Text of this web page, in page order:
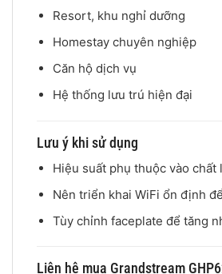
Resort, khu nghỉ dưỡng
Homestay chuyên nghiệp
Căn hộ dịch vụ
Hệ thống lưu trú hiện đại
Lưu ý khi sử dụng
Hiệu suất phụ thuộc vào chất
Nên triển khai WiFi ổn định
Tùy chỉnh faceplate để tăng
Liên hệ mua Grandstream